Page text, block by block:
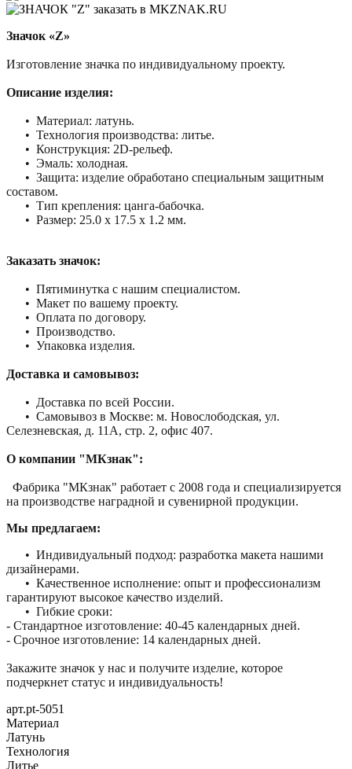
Значок «Z»
Изготовление значка по индивидуальному проекту.
Описание изделия:
• Материал: латунь.
• Технология производства: литье.
• Конструкция: 2D-рельеф.
• Эмаль: холодная.
• Защита: изделие обработано специальным защитным
составом.
• Тип крепления: цанга-бабочка.
• Размер: 25.0 х 17.5 х 1.2 мм.
Заказать значок:
• Пятиминутка с нашим специалистом.
• Макет по вашему проекту.
• Оплата по договору.
• Производство.
• Упаковка изделия.
Доставка и самовывоз:
• Доставка по всей России.
• Самовывоз в Москве: м. Новослободская, ул.
Селезневская, д. 11А, стр. 2, офис 407.
О компании "МКзнак":
Фабрика "МКзнак" работает с 2008 года и специализируется
на производстве наградной и сувенирной продукции.
Мы предлагаем:
• Индивидуальный подход: разработка макета нашими
дизайнерами.
• Качественное исполнение: опыт и профессионализм
гарантируют высокое качество изделий.
• Гибкие сроки:
- Стандартное изготовление: 40-45 календарных дней.
- Срочное изготовление: 14 календарных дней.
Закажите значок у нас и получите изделие, которое
подчеркнет статус и индивидуальность!
арт.pt-5051
Материал
Латунь
Технология
Литье